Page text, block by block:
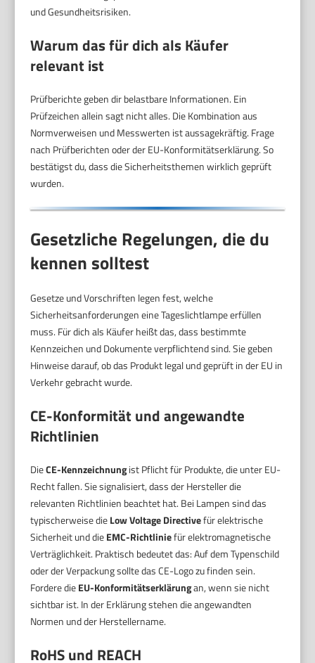
und Gesundheitsrisiken.
Warum das für dich als Käufer
relevant ist
Prüfberichte geben dir belastbare Informationen. Ein
Prüfzeichen allein sagt nicht alles. Die Kombination aus
Normverweisen und Messwerten ist aussagekräftig. Frage
nach Prüfberichten oder der EU-Konformitätserklärung. So
bestätigst du, dass die Sicherheitsthemen wirklich geprüft
wurden.
Gesetzliche Regelungen, die du
kennen solltest
Gesetze und Vorschriften legen fest, welche
Sicherheitsanforderungen eine Tageslichtlampe erfüllen
muss. Für dich als Käufer heißt das, dass bestimmte
Kennzeichen und Dokumente verpflichtend sind. Sie geben
Hinweise darauf, ob das Produkt legal und geprüft in der EU in
Verkehr gebracht wurde.
CE-Konformität und angewandte
Richtlinien
DieCE-Kennzeichnungist Pflicht für Produkte, die unter EU-
Recht fallen. Sie signalisiert, dass der Hersteller die
relevanten Richtlinien beachtet hat. Bei Lampen sind das
typischerweise dieLow Voltage Directivefür elektrische
Sicherheit und dieEMC-Richtliniefür elektromagnetische
Verträglichkeit. Praktisch bedeutet das: Auf dem Typenschild
oder der Verpackung sollte das CE-Logo zu finden sein.
Fordere dieEU-Konformitätserklärungan, wenn sie nicht
sichtbar ist. In der Erklärung stehen die angewandten
Normen und der Herstellername.
RoHS und REACH